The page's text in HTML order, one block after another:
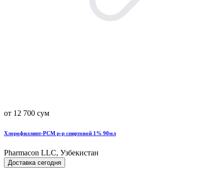
от 12 700 сум
Хлорофиллипт-РСМ р-р спиртовой 1% 90мл
Pharmacon LLC, Узбекистан
Доставка сегодня